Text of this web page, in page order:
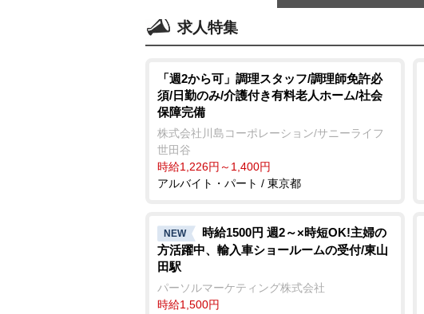
求人特集
「週2から可」調理スタッフ/調理師免許必
須/日勤のみ/介護付き有料老人ホーム/社会
保障完備
株式会社川島コーポレーション/サニーライフ
世田谷
時給1,226円～1,400円
アルバイト・パート / 東京都
NEW
時給1500円 週2～×時短OK!主婦の
方活躍中、輸入車ショールームの受付/東山
田駅
パーソルマーケティング株式会社
時給1,500円